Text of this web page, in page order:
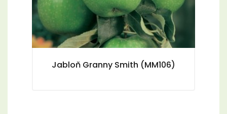
Jabloň Granny Smith (MM106)